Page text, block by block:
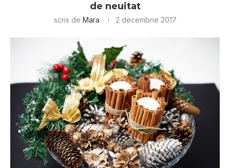
de neuitat
scris de Mara 2 decembrie 2017